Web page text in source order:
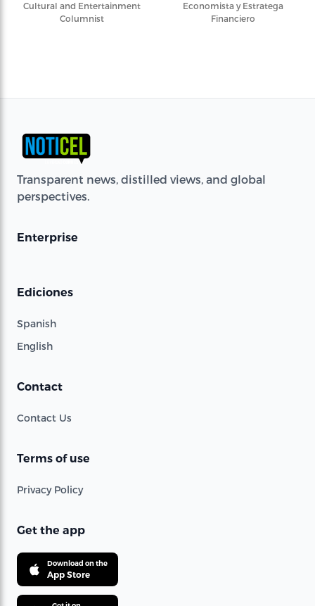
Cultural and Entertainment
Columnist
Economista y Estratega
Financiero
Transparent news, distilled views, and global
perspectives.
Enterprise
Ediciones
Spanish
English
Contact
Contact Us
Terms of use
Privacy Policy
Get the app
Download on the
App Store